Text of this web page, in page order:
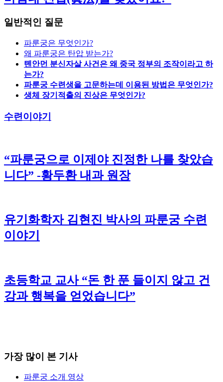
일반적인 질문
파룬궁은 무엇인가?
왜 파룬궁은 탄압 받는가?
톈안먼 분신자살 사건은 왜 중국 정부의 조작이라고 하
는가?
파룬궁 수련생을 고문하는데 이용된 방법은 무엇인가?
생체 장기적출의 진상은 무엇인가?
수련이야기
“파룬궁으로 이제야 진정한 나를 찾았습
니다” -황두환 내과 원장
유기화학자 김현진 박사의 파룬궁 수련
이야기
초등학교 교사 “돈 한 푼 들이지 않고 건
강과 행복을 얻었습니다”
가장 많이 본 기사
파룬궁 소개 영상